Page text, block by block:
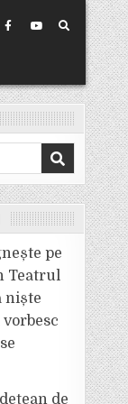
pe
Teatrul
niște
de